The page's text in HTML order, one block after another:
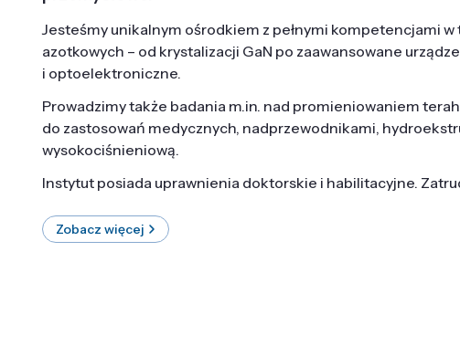
Jesteśmy unikalnym ośrodkiem z pełnymi kompetencjami
azotkowych – od krystalizacji GaN po zaawansowane
i optoelektroniczne.
Prowadzimy także badania m.in. nad promieniowaniem
do zastosowań medycznych, nadprzewodnikami,
wysokociśnieniową.
Instytut posiada uprawnienia doktorskie i habilitacyjne.
Zobacz więcej